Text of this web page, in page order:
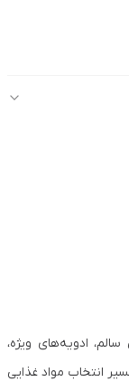
ادویه‌های ویژه،
انتخاب مواد غذایی